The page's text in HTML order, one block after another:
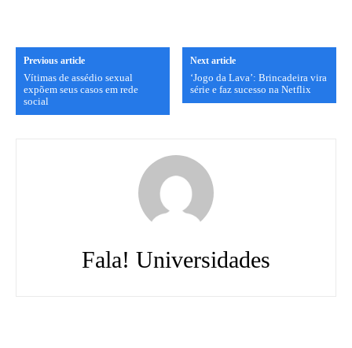
Previous article
Vítimas de assédio sexual
expõem seus casos em rede
social
Next article
‘Jogo da Lava’: Brincadeira vira
série e faz sucesso na Netflix
Fala! Universidades